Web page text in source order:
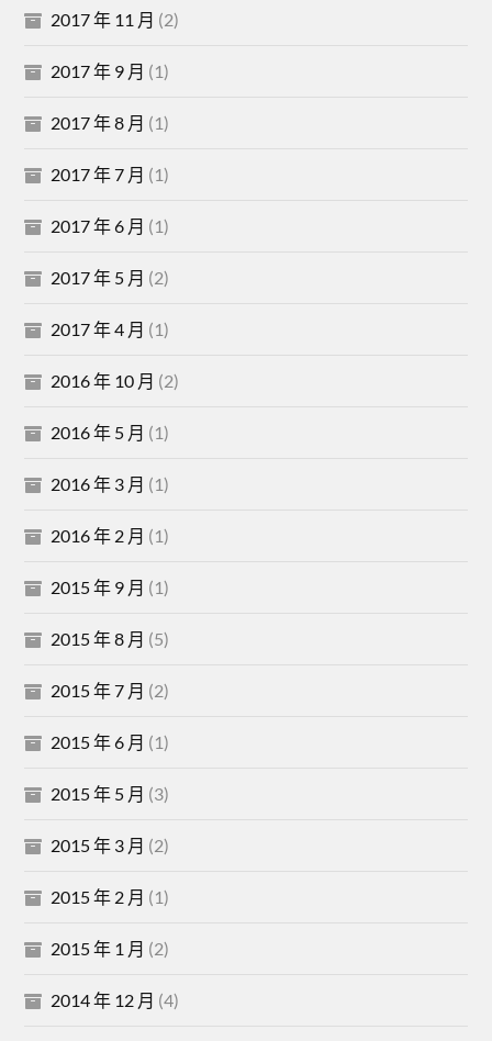
2017 年 11 月 (2)
2017 年 9 月 (1)
2017 年 8 月 (1)
2017 年 7 月 (1)
2017 年 6 月 (1)
2017 年 5 月 (2)
2017 年 4 月 (1)
2016 年 10 月 (2)
2016 年 5 月 (1)
2016 年 3 月 (1)
2016 年 2 月 (1)
2015 年 9 月 (1)
2015 年 8 月 (5)
2015 年 7 月 (2)
2015 年 6 月 (1)
2015 年 5 月 (3)
2015 年 3 月 (2)
2015 年 2 月 (1)
2015 年 1 月 (2)
2014 年 12 月 (4)